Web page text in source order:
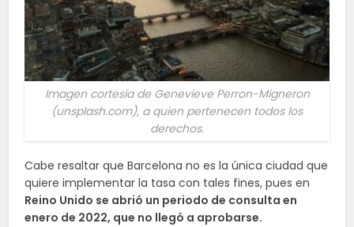
Imagen cortesía de Genevieve Perron-Migneron
(unsplash.com), a quien pertenecen todos los
derechos.
Cabe resaltar que Barcelona no es la única ciudad que
quiere implementar la tasa con tales fines, pues en
Reino Unido se abrió un periodo de consulta en
enero de 2022, que no llegó a aprobarse.